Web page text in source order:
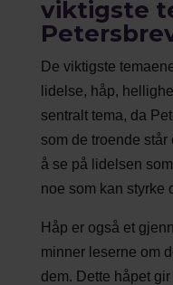
viktigste
De viktigste
lidelse, håp,
sentralt tema, da
som de troende står
å se på lidelsen
noe som kan styrke
Håp er også et
minner leserne om
dem. Dette håpet